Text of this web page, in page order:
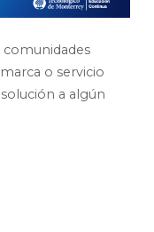
comunidades
o servicio
a algún